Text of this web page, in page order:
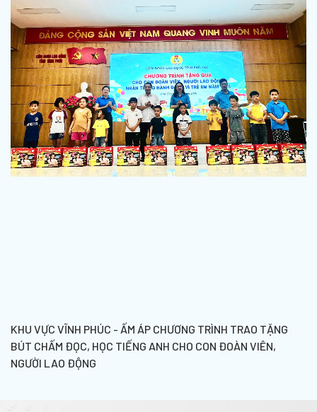
KHU VỰC VĨNH PHÚC - ẤM ÁP CHƯƠNG TRÌNH TRAO TẶNG
BÚT CHẤM ĐỌC, HỌC TIẾNG ANH CHO CON ĐOÀN VIÊN,
NGƯỜI LAO ĐỘNG